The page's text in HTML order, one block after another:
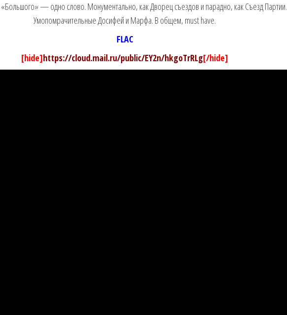
— одно слово. Монументально, как Дворец съездов и парадно, как Съезд Партии.
Умопомрачительные Досифей и Марфа. В общем, must have.
FLAC
[hide]https://cloud.mail.ru/public/EY2n/hkgoTrRLg[/hide]